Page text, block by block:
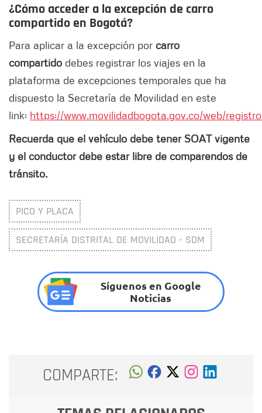
¿Cómo acceder a la excepción de carro
compartido en Bogotá?
Para aplicar a la excepción por carro
compartido debes registrar los viajes en la
plataforma de excepciones temporales que ha
dispuesto la Secretaría de Movilidad en este
link: https://www.movilidadbogota.gov.co/web/
Recuerda que el vehículo debe tener SOAT vigente
y el conductor debe estar libre de comparendos de
tránsito.
PICO Y PLACA
SECRETARÍA DISTRITAL DE MOVILIDAD - SDM
Síguenos en Google
Noticias
COMPARTE: